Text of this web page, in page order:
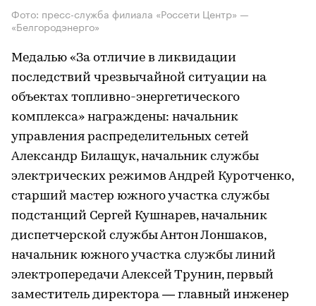
Фото: пресс-служба филиала «Россети Центр» —
«Белгородэнерго»
Медалью «За отличие в ликвидации
последствий чрезвычайной ситуации на
объектах топливно-энергетического
комплекса» награждены: начальник
управления распределительных сетей
Александр Билащук, начальник службы
электрических режимов Андрей Куротченко,
старший мастер южного участка службы
подстанций Сергей Кушнарев, начальник
диспетчерской службы Антон Лоншаков,
начальник южного участка службы линий
электропередачи Алексей Трунин, первый
заместитель директора — главный инженер